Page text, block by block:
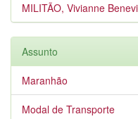
MILITÃO, Vivianne
Assunto
Maranhão
Modal de Transporte